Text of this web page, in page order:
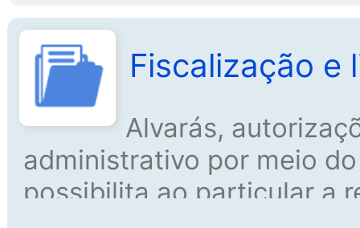
Fiscalização e
Alvarás,
administrativo por meio
possibilita ao particular a